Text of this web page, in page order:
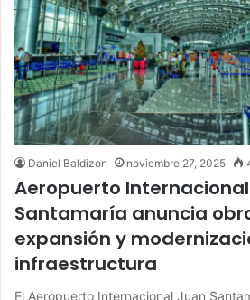
Daniel Baldizon noviembre 27, 2025
Aeropuerto
Santamaría anuncia
expansión y
infraestructura
El Aeropuerto Internacional Juan